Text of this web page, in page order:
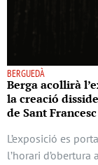
BERGUEDÀ
Berga acollirà
la creació
de Sant Francesc
L’exposició es
l’horari